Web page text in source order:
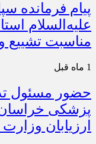
پیام فرمانده
علیه‌السلام
مناسبت تشییع
1 ماه قبل
حضور مسئول
پزشکی
ارزیابان